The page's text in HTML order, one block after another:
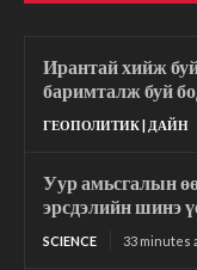
Ирантай хийж
баримталж буй
ГЕОПОЛИТИК | ДАЙН
Уур амьсгалын
эрсдэлийн шинэ
SCIENCE 33 minutes